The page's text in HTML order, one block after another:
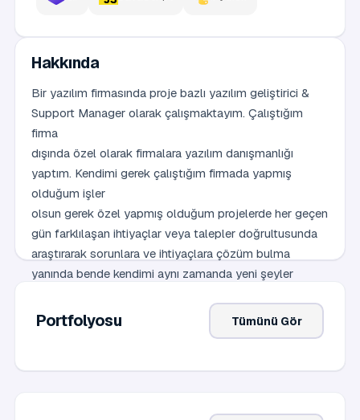
Hakkında
Bir yazılım firmasında proje bazlı yazılım geliştirici &
Support Manager olarak çalışmaktayım. Çalıştığım
firma
dışında özel olarak firmalara yazılım danışmanlığı
yaptım. Kendimi gerek çalıştığım firmada yapmış
olduğum işler
olsun gerek özel yapmış olduğum projelerde her geçen
gün farklılaşan ihtiyaçlar veya talepler doğrultusunda
araştırarak sorunlara ve ihtiyaçlara çözüm bulma
yanında bende kendimi aynı zamanda yeni şeyler
kendime yatırım yapmaktayım. Firmanız için
ihtiyaçlarınız doğrultusunda güzel projeler yapmak
Portfolyosu Tümünü Gör